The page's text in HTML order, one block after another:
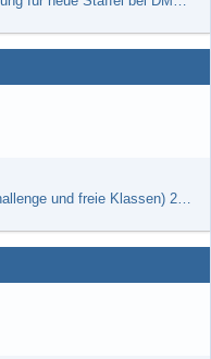
Race Night in Lauba (LRP Offroad Challenge und freie Klassen) 25/26.08